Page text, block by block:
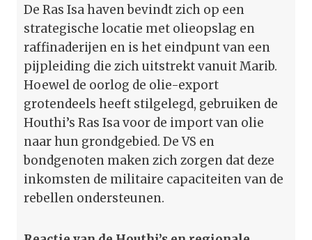
De Ras Isa haven bevindt zich op een
strategische locatie met olieopslag en
raffinaderijen en is het eindpunt van een
pijpleiding die zich uitstrekt vanuit Marib.
Hoewel de oorlog de olie-export
grotendeels heeft stilgelegd, gebruiken de
Houthi’s Ras Isa voor de import van olie
naar hun grondgebied. De VS en
bondgenoten maken zich zorgen dat deze
inkomsten de militaire capaciteiten van de
rebellen ondersteunen.